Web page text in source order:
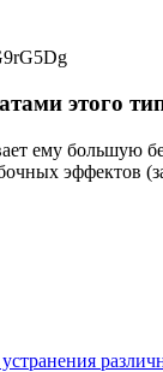
этого
ему
эффектов